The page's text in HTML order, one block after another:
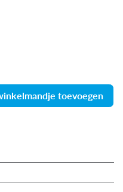
toevoegen